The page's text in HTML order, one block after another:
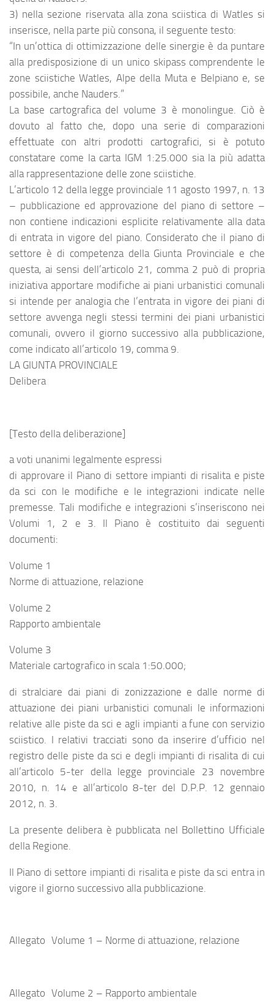
3) nella sezione riservata alla zona sciistica di Watles si
inserisce, nella parte più consona, il seguente testo:
“In un’ottica di ottimizzazione delle sinergie è da puntare
alla predisposizione di un unico skipass comprendente le
zone sciistiche Watles, Alpe della Muta e Belpiano e, se
possibile, anche Nauders.”
La base cartografica del volume 3 è monolingue. Ciò è
dovuto al fatto che, dopo una serie di comparazioni
effettuate con altri prodotti cartografici, si è potuto
constatare come la carta IGM 1:25.000 sia la più adatta
alla rappresentazione delle zone sciistiche.
L’articolo 12 della legge provinciale 11 agosto 1997, n. 13
– pubblicazione ed approvazione del piano di settore –
non contiene indicazioni esplicite relativamente alla data
di entrata in vigore del piano. Considerato che il piano di
settore è di competenza della Giunta Provinciale e che
questa, ai sensi dell’articolo 21, comma 2 può di propria
iniziativa apportare modifiche ai piani urbanistici comunali
si intende per analogia che l’entrata in vigore dei piani di
settore avvenga negli stessi termini dei piani urbanistici
comunali, ovvero il giorno successivo alla pubblicazione,
come indicato all’articolo 19, comma 9.
LA GIUNTA PROVINCIALE
Delibera
[Testo della deliberazione]
a voti unanimi legalmente espressi
di approvare il Piano di settore impianti di risalita e piste
da sci con le modifiche e le integrazioni indicate nelle
premesse. Tali modifiche e integrazioni s’inseriscono nei
Volumi 1, 2 e 3. Il Piano è costituito dai seguenti
documenti:
Volume 1
Norme di attuazione, relazione
Volume 2
Rapporto ambientale
Volume 3
Materiale cartografico in scala 1:50.000;
di stralciare dai piani di zonizzazione e dalle norme di
attuazione dei piani urbanistici comunali le informazioni
relative alle piste da sci e agli impianti a fune con servizio
sciistico. I relativi tracciati sono da inserire d’ufficio nel
registro delle piste da sci e degli impianti di risalita di cui
all’articolo 5-ter della legge provinciale 23 novembre
2010, n. 14 e all’articolo 8-ter del D.P.P. 12 gennaio
2012, n. 3.
La presente delibera è pubblicata nel Bollettino Ufficiale
della Regione.
Il Piano di settore impianti di risalita e piste da sci entra in
vigore il giorno successivo alla pubblicazione.
Allegato Volume 1 – Norme di attuazione, relazione
Allegato Volume 2 – Rapporto ambientale